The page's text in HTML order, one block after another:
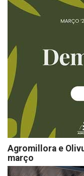
Agromillora e
março